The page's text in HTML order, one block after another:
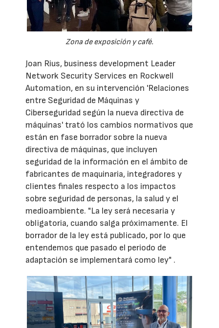
Zona de exposición y café.
Joan Rius, business development Leader
Network Security Services en Rockwell
Automation, en su intervención 'Relaciones
entre Seguridad de Máquinas y
Ciberseguridad según la nueva directiva de
máquinas' trató los cambios normativos que
están en fase borrador sobre la nueva
directiva de máquinas, que incluyen
seguridad de la información en el ámbito de
fabricantes de maquinaria, integradores y
clientes finales respecto a los impactos
sobre seguridad de personas, la salud y el
medioambiente. "La ley será necesaria y
obligatoria, cuando salga próximamente. El
borrador de la ley está publicado, por lo que
entendemos que pasado el periodo de
adaptación se implementará como ley" .